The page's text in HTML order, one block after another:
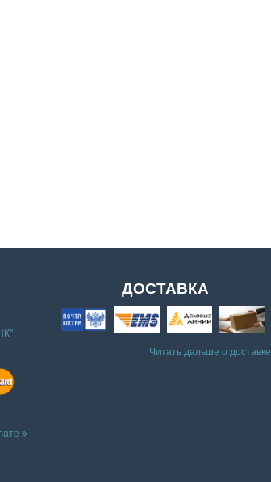
ДОСТАВКА
Читать дальше о доставке